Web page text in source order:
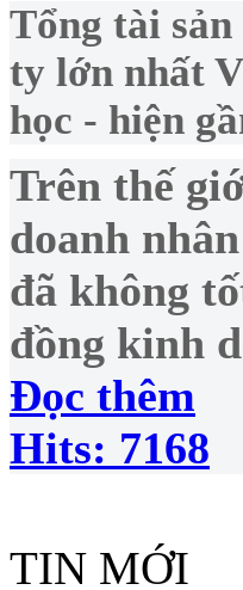
Tổng tài sản
ty lớn nhất
học - hiện
Trên thế
doanh
đã không
đồng kinh
Đọc thêm
Hits: 7168
TIN MỚI